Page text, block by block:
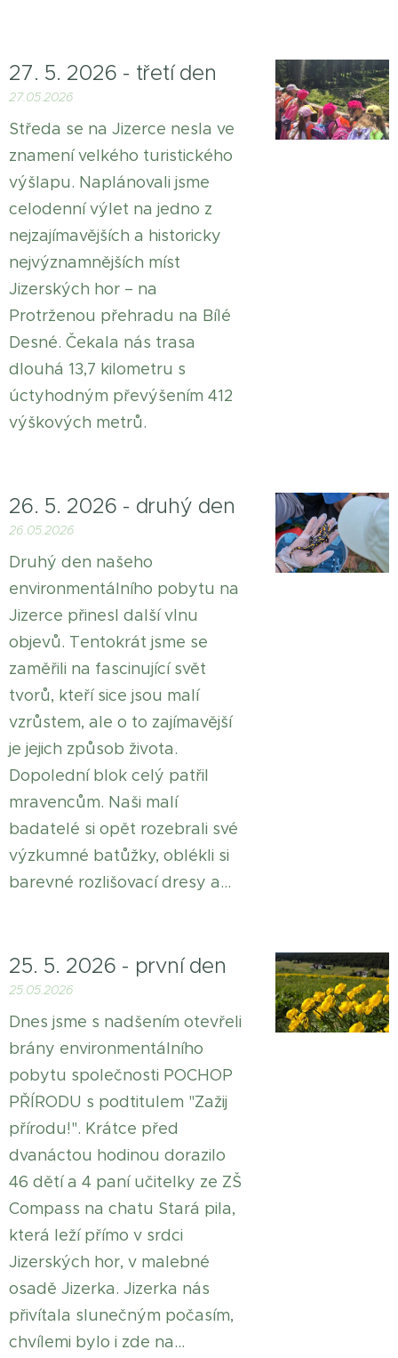
27. 5. 2026 - třetí den
27.05.2026
Středa se na Jizerce nesla ve
znamení velkého turistického
výšlapu. Naplánovali jsme
celodenní výlet na jedno z
nejzajímavějších a historicky
nejvýznamnějších míst
Jizerských hor – na
Protrženou přehradu na Bílé
Desné. Čekala nás trasa
dlouhá 13,7 kilometru s
úctyhodným převýšením 412
výškových metrů.
26. 5. 2026 - druhý den
26.05.2026
Druhý den našeho
environmentálního pobytu na
Jizerce přinesl další vlnu
objevů. Tentokrát jsme se
zaměřili na fascinující svět
tvorů, kteří sice jsou malí
vzrůstem, ale o to zajímavější
je jejich způsob života.
Dopolední blok celý patřil
mravencům. Naši malí
badatelé si opět rozebrali své
výzkumné batůžky, oblékli si
barevné rozlišovací dresy a...
25. 5. 2026 - první den
25.05.2026
Dnes jsme s nadšením otevřeli
brány environmentálního
pobytu společnosti POCHOP
PŘÍRODU s podtitulem "Zažij
přírodu!". Krátce před
dvanáctou hodinou dorazilo
46 dětí a 4 paní učitelky ze ZŠ
Compass na chatu Stará pila,
která leží přímo v srdci
Jizerských hor, v malebné
osadě Jizerka. Jizerka nás
přivítala slunečným počasím,
chvílemi bylo i zde na...